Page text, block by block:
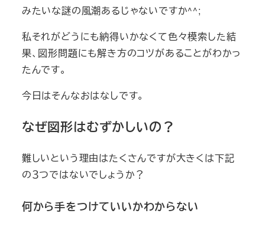
みたいな謎の風潮あるじゃないですか^^;
私それがどうにも納得いかなくて色々模索した結
果、図形問題にも解き方のコツがあることがわかっ
たんです。
今日はそんなおはなしです。
なぜ図形はむずかしいの？
難しいという理由はたくさんですが大きくは下記
の３つではないでしょうか？
何から手をつけていいかわからない